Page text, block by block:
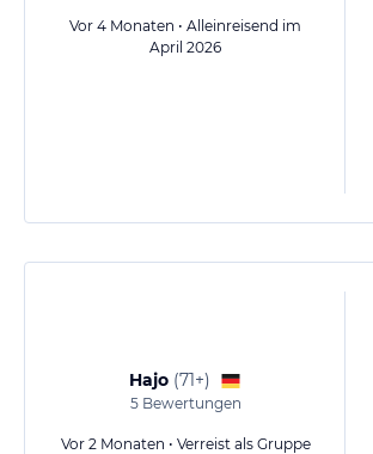
Vor 4 Monaten • Alleinreisend im
April 2026
Hajo (71+)
5Bewertungen
Vor 2 Monaten • Verreist als Gruppe